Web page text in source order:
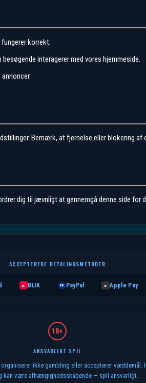
korrekt.
interagerer med vores hjemmeside.
Bemærk, at fjernelse eller blokering af
dig til jævnligt at gennemgå denne side for
ACCEPTEREDE BETALINGSMETODER
BL BLIK PP PayPal AP Apple Pay
18+
ANSVARLIGT SPIL
ikke gambling eller accepterer væddemål.
kan være afhængighedsskabende — spil ansvarligt.